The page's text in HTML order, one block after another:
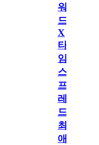
워
드
X
타
임
스
프
레
드]
최
애